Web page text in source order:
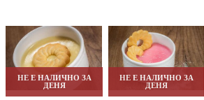
НЕ Е НАЛИЧНО ЗА
ДЕНЯ
НЕ Е НАЛИЧНО ЗА
ДЕНЯ